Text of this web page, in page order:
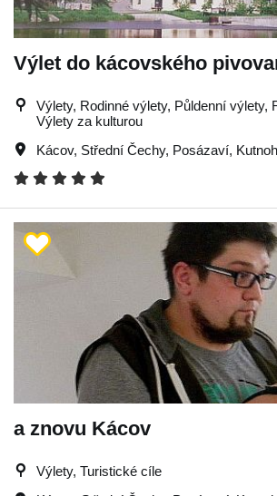
Výlet do kácovského
Výlety, Rodinné výlety, Půldenní výlety,
Výlety za kulturou
Kácov, Střední Čechy, Posázaví,
a znovu Kácov
Výlety, Turistické cíle